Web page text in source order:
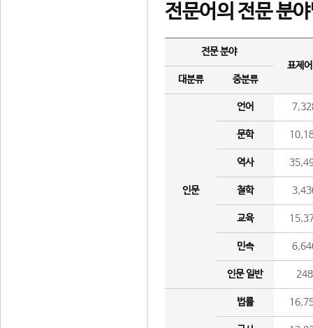
전문어의 전문 분
전문 분야
표제
대분류
중분류
인문
언어
문학
역사
철학
교육
민속
인문 일반 248
법률